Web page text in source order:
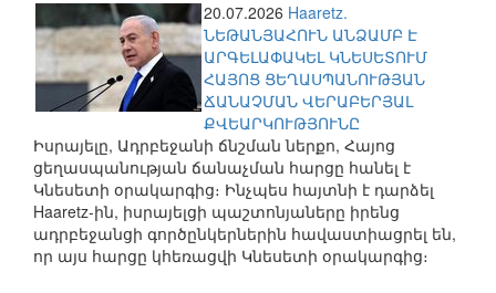
20.07.2026 Haaretz.
ՆԵԹԱՆՅԱՀՈՒՆ ԱՆՁԱՄԲ Է
ԱՐԳԵԼԱՓԱԿԵԼ ԿՆԵՍԵՏՈՒՄ
ՀԱՅՈՑ ՑԵՂԱՍՊԱՆՈՒԹՅԱՆ
ՃԱՆԱՉՄԱՆ ՎԵՐԱԲԵՐՅԱԼ
ՔՎԵԱՐԿՈՒԹՅՈՒՆԸ
Իսրայելը, Ադրբեջանի ճնշման ներքո, Հայոց
ցեղասպանության ճանաչման հարցը հանել է
Կնեսետի օրակարգից։ Ինչպես հայտնի է դարձել
Haaretz-ին, իսրայելցի պաշտոնյաները իրենց
ադրբեջանցի գործընկերներին հավաստիացրել են,
որ այս հարցը կհեռացվի Կնեսետի օրակարգից։